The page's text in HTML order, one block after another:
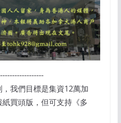
我們目標是集資12萬加
買頭版，但可支持《多